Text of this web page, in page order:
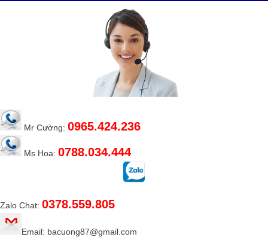
Mr Cường: 0965.424.236
Ms Hoa: 0788.034.444
Zalo Chat: 0378.559.805
Email: bacuong87@gmail.com